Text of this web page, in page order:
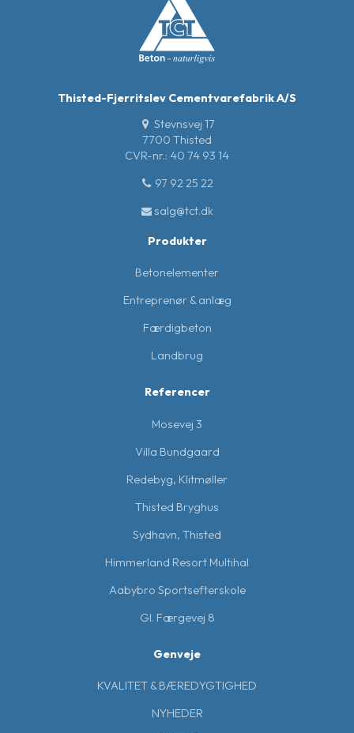
Thisted-Fjerritslev Cementvarefabrik A/S
Stevnsvej 17
7700 Thisted
CVR-nr.: 40 74 93 14
97 92 25 22
salg@tct.dk
Produkter
Betonelementer
Entreprenør & anlæg
Færdigbeton
Landbrug
Referencer
Mosevej 3
Villa Bundgaard
Redebyg, Klitmøller
Thisted Bryghus
Sydhavn, Thisted
Himmerland Resort Multihal
Aabybro Sportsefterskole
Gl. Færgevej 8
Genveje
KVALITET & BÆREDYGTIGHED
NYHEDER